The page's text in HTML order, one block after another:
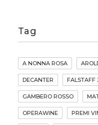
Tag
A NONNA ROSA
DECANTER FALSTAFF
GAMBERO ROSSO
OPERAWINE PREMI